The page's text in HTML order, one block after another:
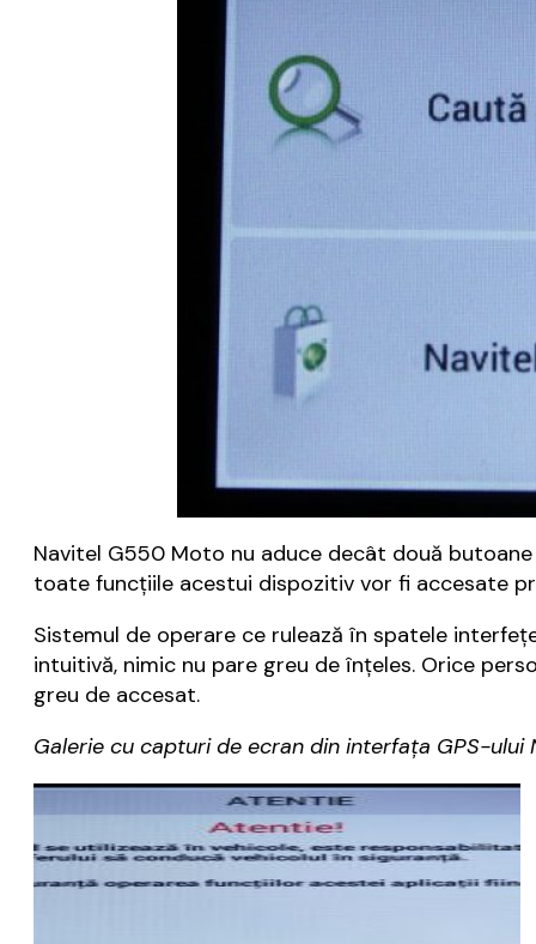
Navitel G550 Moto nu aduce decât două
toate funcțiile acestui dispozitiv vor fi accesate
Sistemul de operare ce rulează în spatele
intuitivă, nimic nu pare greu de înțeles. Orice
greu de accesat.
Galerie cu capturi de ecran din interfața GPS-ului